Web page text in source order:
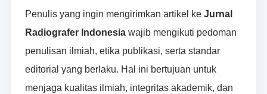
Penulis yang ingin mengirimkan artikel ke Jurnal
Radiografer Indonesiawajib mengikuti pedoman
penulisan ilmiah, etika publikasi, serta standar
editorial yang berlaku. Hal ini bertujuan untuk
menjaga kualitas ilmiah, integritas akademik, dan